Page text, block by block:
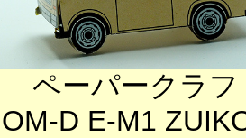
ペーパークラフ
D E-M1